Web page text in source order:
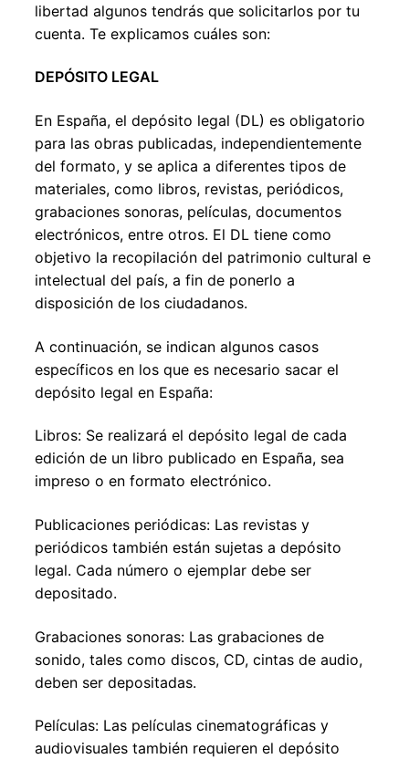
libertad algunos tendrás que solicitarlos por tu
cuenta. Te explicamos cuáles son:
DEPÓSITO LEGAL
En España, el depósito legal (DL) es obligatorio
para las obras publicadas, independientemente
del formato, y se aplica a diferentes tipos de
materiales, como libros, revistas, periódicos,
grabaciones sonoras, películas, documentos
electrónicos, entre otros. El DL tiene como
objetivo la recopilación del patrimonio cultural e
intelectual del país, a fin de ponerlo a
disposición de los ciudadanos.
A continuación, se indican algunos casos
específicos en los que es necesario sacar el
depósito legal en España:
Libros: Se realizará el depósito legal de cada
edición de un libro publicado en España, sea
impreso o en formato electrónico.
Publicaciones periódicas: Las revistas y
periódicos también están sujetas a depósito
legal. Cada número o ejemplar debe ser
depositado.
Grabaciones sonoras: Las grabaciones de
sonido, tales como discos, CD, cintas de audio,
deben ser depositadas.
Películas: Las películas cinematográficas y
audiovisuales también requieren el depósito